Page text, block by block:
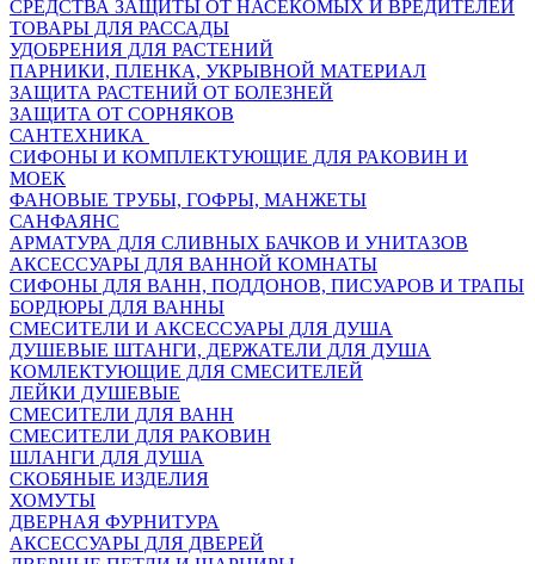
СРЕДСТВА ЗАЩИТЫ ОТ НАСЕКОМЫХ И ВРЕДИТЕЛЕЙ
ТОВАРЫ ДЛЯ РАССАДЫ
УДОБРЕНИЯ ДЛЯ РАСТЕНИЙ
ПАРНИКИ, ПЛЕНКА, УКРЫВНОЙ МАТЕРИАЛ
ЗАЩИТА РАСТЕНИЙ ОТ БОЛЕЗНЕЙ
ЗАЩИТА ОТ СОРНЯКОВ
САНТЕХНИКА
СИФОНЫ И КОМПЛЕКТУЮЩИЕ ДЛЯ РАКОВИН И
МОЕК
ФАНОВЫЕ ТРУБЫ, ГОФРЫ, МАНЖЕТЫ
САНФАЯНС
АРМАТУРА ДЛЯ СЛИВНЫХ БАЧКОВ И УНИТАЗОВ
АКСЕССУАРЫ ДЛЯ ВАННОЙ КОМНАТЫ
СИФОНЫ ДЛЯ ВАНН, ПОДДОНОВ, ПИСУАРОВ И ТРАПЫ
БОРДЮРЫ ДЛЯ ВАННЫ
СМЕСИТЕЛИ И АКСЕССУАРЫ ДЛЯ ДУША
ДУШЕВЫЕ ШТАНГИ, ДЕРЖАТЕЛИ ДЛЯ ДУША
КОМЛЕКТУЮЩИЕ ДЛЯ СМЕСИТЕЛЕЙ
ЛЕЙКИ ДУШЕВЫЕ
СМЕСИТЕЛИ ДЛЯ ВАНН
СМЕСИТЕЛИ ДЛЯ РАКОВИН
ШЛАНГИ ДЛЯ ДУША
СКОБЯНЫЕ ИЗДЕЛИЯ
ХОМУТЫ
ДВЕРНАЯ ФУРНИТУРА
АКСЕССУАРЫ ДЛЯ ДВЕРЕЙ